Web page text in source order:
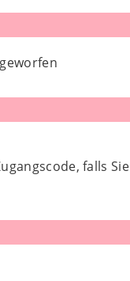
falls Sie